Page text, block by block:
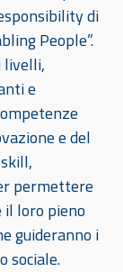
di
People”.
livelli,
e
e del
permettere
il loro pieno
guideranno i
sociale.